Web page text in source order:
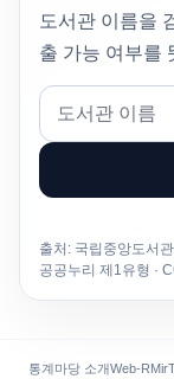
도서관 이름을
출 가능 여부를
출처: 국립중앙도서
공공누리 제1유형 ·
통계마당 소개Web-R